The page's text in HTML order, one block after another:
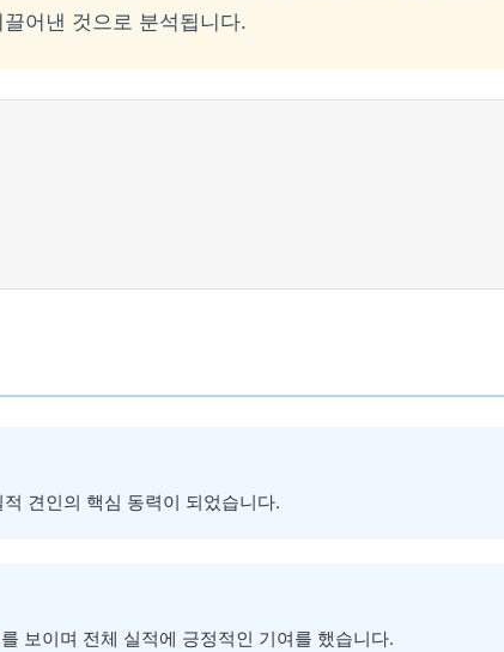
어낸 것으로 분석됩니다.
견인의 핵심 동력이 되었습니다.
보이며 전체 실적에 긍정적인 기여를 했습니다.